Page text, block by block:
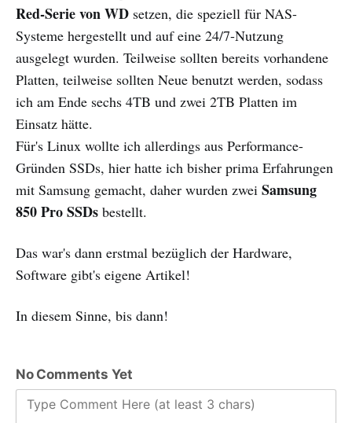
Red-Serie von WD setzen, die speziell für NAS-
Systeme hergestellt und auf eine 24/7-Nutzung
ausgelegt wurden. Teilweise sollten bereits vorhandene
Platten, teilweise sollten Neue benutzt werden, sodass
ich am Ende sechs 4TB und zwei 2TB Platten im
Einsatz hätte.
Für's Linux wollte ich allerdings aus Performance-
Gründen SSDs, hier hatte ich bisher prima Erfahrungen
mit Samsung gemacht, daher wurden zwei Samsung
850 Pro SSDs bestellt.
Das war's dann erstmal bezüglich der Hardware,
Software gibt's eigene Artikel!
In diesem Sinne, bis dann!
No Comments Yet
Type Comment Here (at least 3 chars)